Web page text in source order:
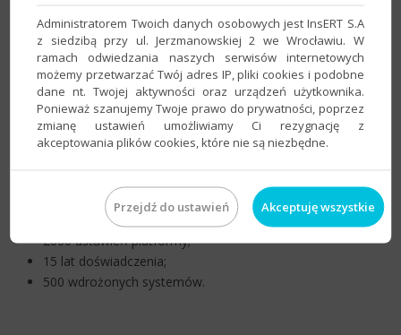
fakturach itp.
Katalog bez logowania
Platforma może być Twoją stroną firmową lub
katalogiem produktów, pokazywanym bez logowania,
np. bez cen i dostępności.
DLACZEGO SOLEX B2B
2000 ustawień platformy;
15 lat doświadczenia;
500 wdrożonych systemów.
Administratorem Twoich danych osobowych jest InsERT S.A
z siedzibą przy ul. Jerzmanowskiej 2 we Wrocławiu. W
ramach odwiedzania naszych serwisów internetowych
możemy przetwarzać Twój adres IP, pliki cookies i podobne
dane nt. Twojej aktywności oraz urządzeń użytkownika.
Ponieważ szanujemy Twoje prawo do prywatności, poprzez
zmianę ustawień umożliwiamy Ci rezygnację z
akceptowania plików cookies, które nie są niezbędne.
Przejdź do ustawień Akceptuję wszystkie